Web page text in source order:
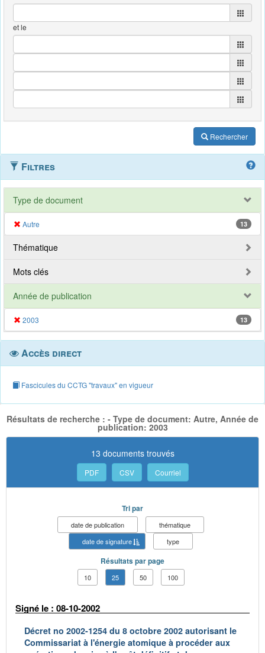
et le
Rechercher
Filtres
Type de document
Autre 13
Thématique
Mots clés
Année de publication
2003 13
Accès direct
Fascicules du CCTG "travaux" en vigueur
Résultats de recherche : - Type de document: Autre, Année de
publication: 2003
13 documents trouvés
PDF CSV Courriel
Tri par
date de publication
thématique
date de signature
type
Résultats par page
10 25 50 100
Signé le : 08-10-2002
Décret no 2002-1254 du 8 octobre 2002 autorisant le
Commissariat à l'énergie atomique à procéder aux